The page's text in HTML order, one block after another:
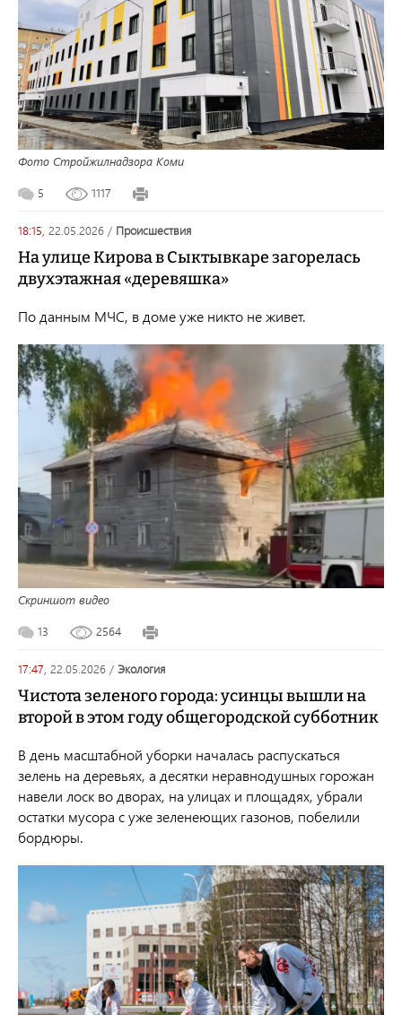
Фото Стройжилнадзора Коми
5 1117
18:15, 22.05.2026 / происшествия
На улице Кирова в Сыктывкаре загорелась
двухэтажная «деревяшка»
По данным МЧС, в доме уже никто не живет.
Скриншот видео
13 2564
17:47, 22.05.2026 / экология
Чистота зеленого города: усинцы вышли на
второй в этом году общегородской субботник
В день масштабной уборки началась распускаться
зелень на деревьях, а десятки неравнодушных горожан
навели лоск во дворах, на улицах и площадях, убрали
остатки мусора с уже зеленеющих газонов, побелили
бордюры.